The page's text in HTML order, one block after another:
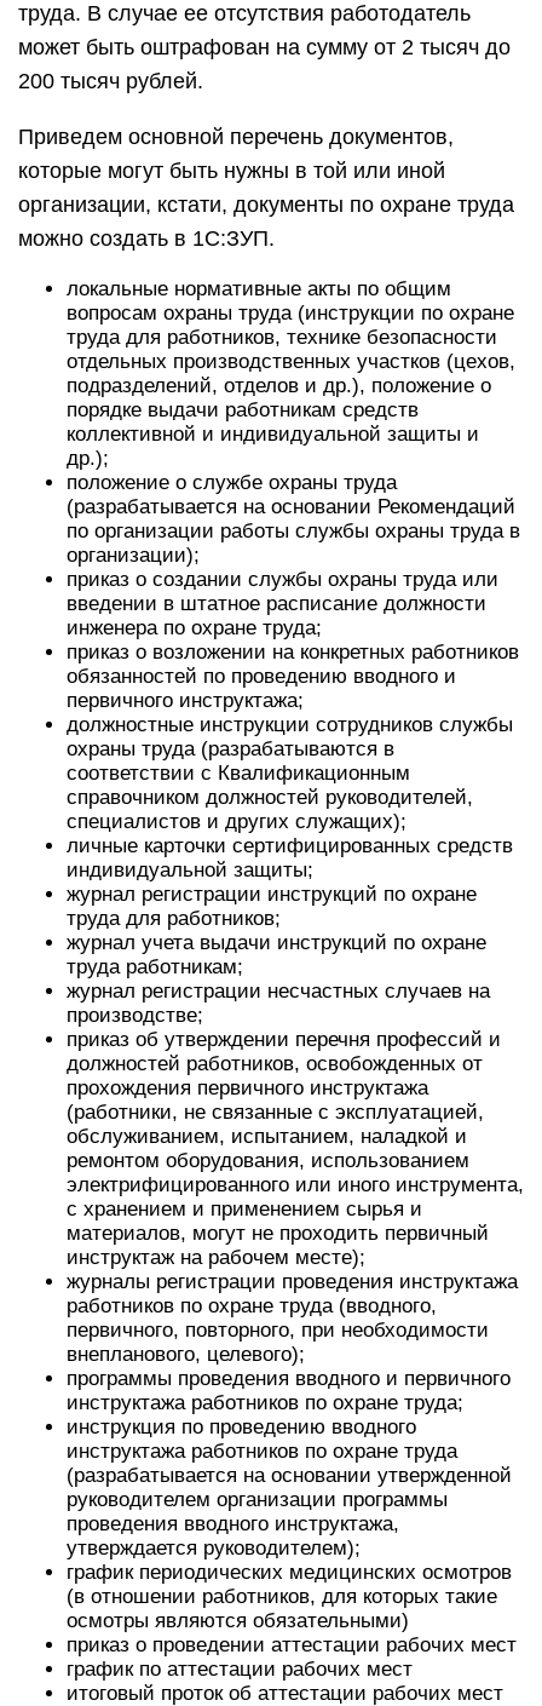
труда. В случае ее отсутствия работодатель
может быть оштрафован на сумму от 2 тысяч до
200 тысяч рублей.
Приведем основной перечень документов,
которые могут быть нужны в той или иной
организации, кстати, документы по охране труда
можно создать в 1С:ЗУП.
локальные нормативные акты по общим
вопросам охраны труда (инструкции по охране
труда для работников, технике безопасности
отдельных производственных участков (цехов,
подразделений, отделов и др.), положение о
порядке выдачи работникам средств
коллективной и индивидуальной защиты и
др.);
положение о службе охраны труда
(разрабатывается на основании Рекомендаций
по организации работы службы охраны труда в
организации);
приказ о создании службы охраны труда или
введении в штатное расписание должности
инженера по охране труда;
приказ о возложении на конкретных работников
обязанностей по проведению вводного и
первичного инструктажа;
должностные инструкции сотрудников службы
охраны труда (разрабатываются в
соответствии с Квалификационным
справочником должностей руководителей,
специалистов и других служащих);
личные карточки сертифицированных средств
индивидуальной защиты;
журнал регистрации инструкций по охране
труда для работников;
журнал учета выдачи инструкций по охране
труда работникам;
журнал регистрации несчастных случаев на
производстве;
приказ об утверждении перечня профессий и
должностей работников, освобожденных от
прохождения первичного инструктажа
(работники, не связанные с эксплуатацией,
обслуживанием, испытанием, наладкой и
ремонтом оборудования, использованием
электрифицированного или иного инструмента,
с хранением и применением сырья и
материалов, могут не проходить первичный
инструктаж на рабочем месте);
журналы регистрации проведения инструктажа
работников по охране труда (вводного,
первичного, повторного, при необходимости
внепланового, целевого);
программы проведения вводного и первичного
инструктажа работников по охране труда;
инструкция по проведению вводного
инструктажа работников по охране труда
(разрабатывается на основании утвержденной
руководителем организации программы
проведения вводного инструктажа,
утверждается руководителем);
график периодических медицинских осмотров
(в отношении работников, для которых такие
осмотры являются обязательными)
приказ о проведении аттестации рабочих мест
график по аттестации рабочих мест
итоговый проток об аттестации рабочих мест